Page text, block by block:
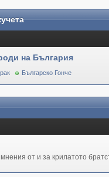
на България
Българско Гонче
от и за крилатото